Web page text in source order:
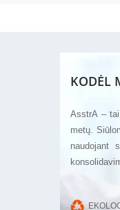
KODĖL
AsstrA –
metų.
naudojant